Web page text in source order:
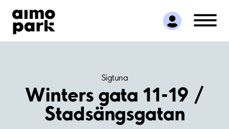
Hitta parkering
Samarbete
Kundservice
Sigtuna
Winters gata 11-19 /
Stadsängsgatan